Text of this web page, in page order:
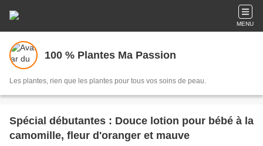
MENU
100 % Plantes Ma Passion
Les plantes, rien que les plantes pour tous vos soins de peau.
Spécial débutantes : Douce lotion pour bébé à la
camomille, fleur d'oranger et mauve